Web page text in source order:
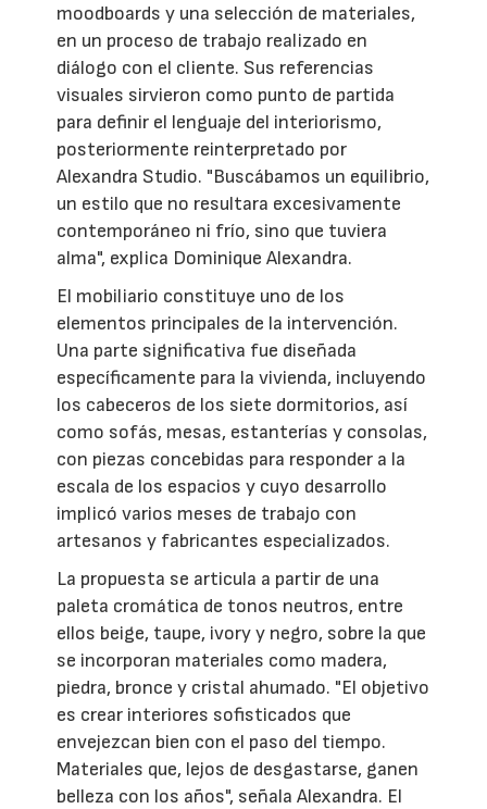
moodboards y una selección de materiales,
en un proceso de trabajo realizado en
diálogo con el cliente. Sus referencias
visuales sirvieron como punto de partida
para definir el lenguaje del interiorismo,
posteriormente reinterpretado por
Alexandra Studio. "Buscábamos un equilibrio,
un estilo que no resultara excesivamente
contemporáneo ni frío, sino que tuviera
alma", explica Dominique Alexandra.
El mobiliario constituye uno de los
elementos principales de la intervención.
Una parte significativa fue diseñada
específicamente para la vivienda, incluyendo
los cabeceros de los siete dormitorios, así
como sofás, mesas, estanterías y consolas,
con piezas concebidas para responder a la
escala de los espacios y cuyo desarrollo
implicó varios meses de trabajo con
artesanos y fabricantes especializados.
La propuesta se articula a partir de una
paleta cromática de tonos neutros, entre
ellos beige, taupe, ivory y negro, sobre la que
se incorporan materiales como madera,
piedra, bronce y cristal ahumado. "El objetivo
es crear interiores sofisticados que
envejezcan bien con el paso del tiempo.
Materiales que, lejos de desgastarse, ganen
belleza con los años", señala Alexandra. El